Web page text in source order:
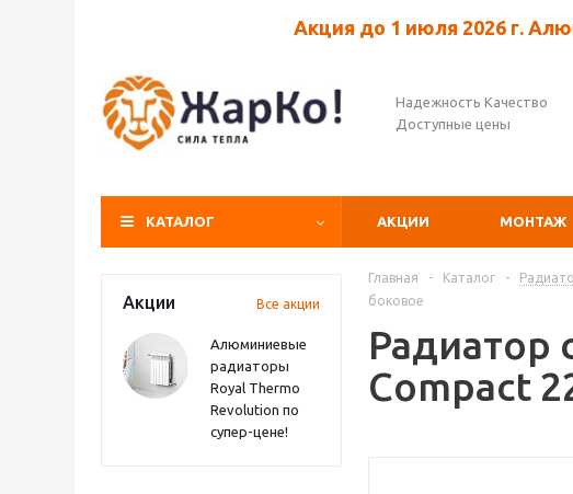
Акция до 1 июля 2026 г.
Надежность Качество
Доступные цены
КАТАЛОГ АКЦИИ МОНТАЖ
Акции Все акции
Алюминиевые
радиаторы
Royal Thermo
Revolution по
супер-цене!
Главная - Каталог -
боковое
Радиатор
Compact